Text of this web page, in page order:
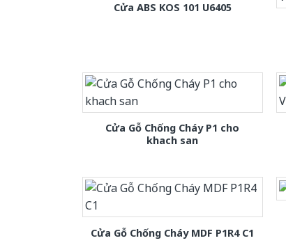
Cửa ABS KOS 101 U6405
Cửa Gỗ Chống Cháy P1 cho
khach san
Cửa Gỗ Chống Cháy MDF P1R4 C1